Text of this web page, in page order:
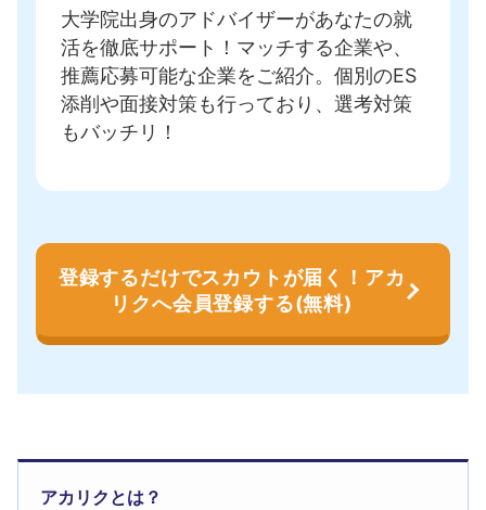
大学院出身のアドバイザーがあなたの就
活を徹底サポート！ マッチする企業や、
推薦応募可能な企業をご紹介。個別のES
添削や面接対策も行っており、選考対策
もバッチリ！
登録するだけでスカウトが届く！アカ
リクへ会員登録する(無料)
アカリクとは？